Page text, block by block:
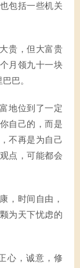
包括一些机关
贵，但大富贵
月领九十一块
巴。
地位到了一定
自己的，而是
不再是为自己
点，可能都会
，时间自由，
为天下忧虑的
心，诚意，修